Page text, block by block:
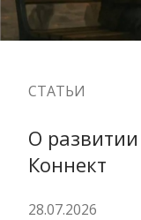
СТАТЬИ
О
Коннект
28.07.2026